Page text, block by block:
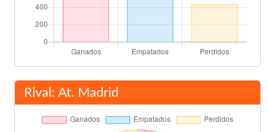
Rival: At. Madrid